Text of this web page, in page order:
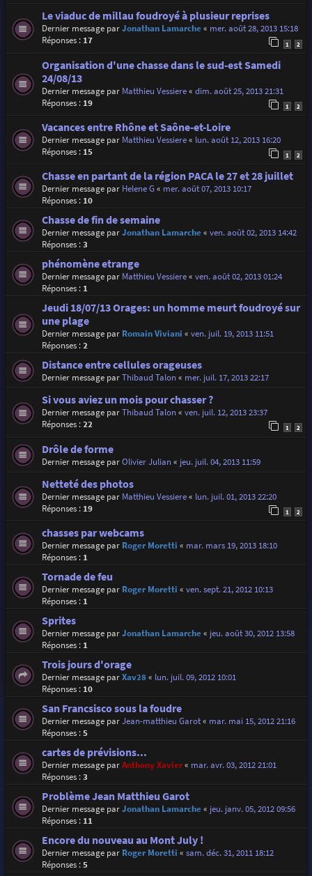
Le viaduc de millau foudroyé à plusieur reprises
Dernier message parJonathan Lamarche« mer. août 28, 2013 15:18
Réponses : 17 1 2
Organisation d'une chasse dans le sud-est Samedi
24/08/13
Dernier message par Matthieu Vessiere« dim. août 25, 2013 21:31
Réponses : 19 1 2
Vacances entre Rhône et Saône-et-Loire
Dernier message par Matthieu Vessiere« lun. août 12, 2013 16:20
Réponses : 15 1 2
Chasse en partant de la région PACA le 27 et 28 juillet
Dernier message par Helene G« mer. août 07, 2013 10:17
Réponses : 10
Chasse de fin de semaine
Dernier message parJonathan Lamarche« ven. août 02, 2013 14:42
Réponses :3
phénomène etrange
Dernier message par Matthieu Vessiere« ven. août 02, 2013 01:24
Réponses : 1
Jeudi 18/07/13 Orages: un homme meurt foudroyé sur
une plage
Dernier message par Romain Viviani « ven. juil. 19, 2013 11:51
Réponses :2
Distance entre cellules orageuses
Dernier message parThibaud Talon« mer. juil. 17, 2013 22:17
Si vous aviez un mois pour chasser ?
Dernier message parThibaud Talon« ven. juil. 12, 2013 23:37
Réponses :22 1 2
Drôle de forme
Dernier message parOlivier Julian« jeu. juil. 04, 2013 11:59
Netteté des photos
Dernier message par Matthieu Vessiere« lun. juil. 01, 2013 22:20
Réponses : 19 1 2
chasses par webcams
Dernier message par Roger Moretti « mar. mars 19, 2013 18:10
Réponses : 1
Tornade de feu
Dernier message par Roger Moretti « ven. sept. 21, 2012 10:13
Réponses : 1
Sprites
Dernier message parJonathan Lamarche« jeu. août 30, 2012 13:58
Réponses : 1
Trois jours d'orage
Dernier message parXav28« lun. juil. 09, 2012 10:01
Réponses : 10
San Francsisco sous la foudre
Dernier message parJean-matthieu Garot« mar. mai 15, 2012 21:16
Réponses :5
cartes de prévisions...
Dernier message parAnthony Xavier« mar. avr. 03, 2012 21:01
Réponses :3
Problème Jean Matthieu Garot
Dernier message parJonathan Lamarche« jeu. janv. 05, 2012 09:56
Réponses : 11
Encore du nouveau au Mont July !
Dernier message par Roger Moretti « sam. déc. 31, 2011 18:12
Réponses :5